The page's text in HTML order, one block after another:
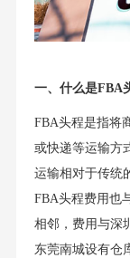
一、什么是FBA
FBA头程是指将
或快递等运输方
运输相对于传统
FBA头程费用也
相邻，费用与深
东莞南城设有仓